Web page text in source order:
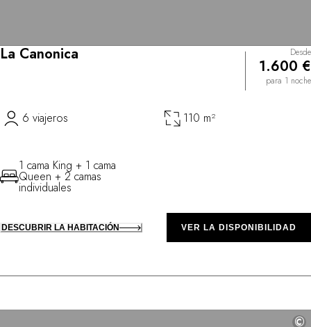
La Canonica Desde
1.600 €
para 1 noche
6 viajeros 110 m²
1 cama King + 1 cama
Queen + 2 camas
individuales
DESCUBRIR LA HABITACIÓN VER LA DISPONIBILIDAD
©